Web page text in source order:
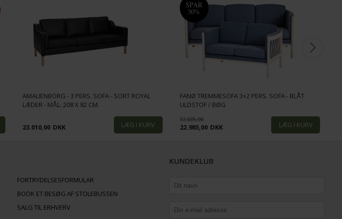
AMALIENBORG - 3 PERS. SOFA - SORT ROYAL
LÆDER - MÅL: 208 X 82 CM.
23.010,00 DKK
SPAR
30%
FANØ TREMMESOFA 3+2 PERS. SOFA - BLÅT
ULDSTOF / BØG
32.835,00
22.985,00 DKK
FORTRYDELSESFORMULAR
BOOK ET BESØG AF STOLEBUSSEN
SALG TIL ERHVERV
KUNDEKLUB